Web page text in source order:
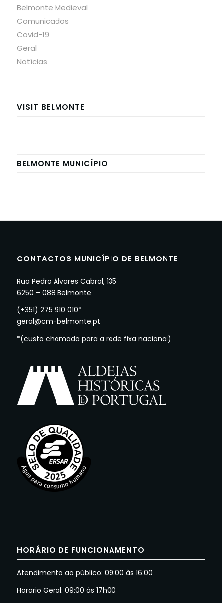
Belmonte Medieval
Comunicados
Covid-19
Geral
Notícias
VISIT BELMONTE
BELMONTE MUNICÍPIO
CONTACTOS MUNICÍPIO DE BELMONTE
Rua Pedro Álvares Cabral, 135
6250 – 088 Belmonte
(+351) 275 910 010*
geral@cm-belmonte.pt
*(custo chamada para a rede fixa nacional)
HORÁRIO DE FUNCIONAMENTO
Atendimento ao público: 09:00 às 16:00
Horario Geral: 09:00 às 17h00